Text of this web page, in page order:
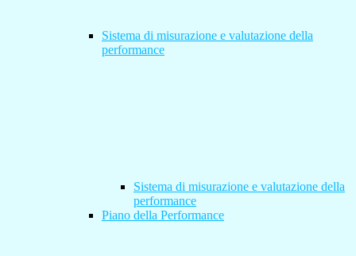
Sistema di misurazione e valutazione della
performance
Sistema di misurazione e valutazione della
performance
Piano della Performance